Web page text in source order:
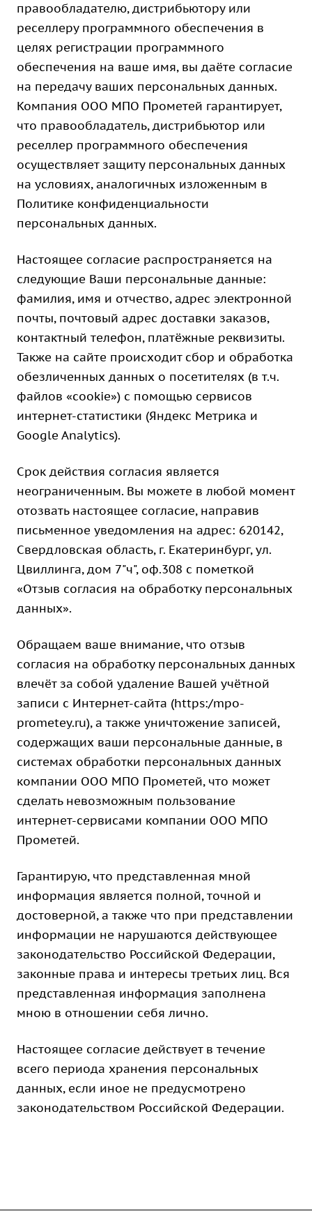
правообладателю, дистрибьютору или
реселлеру программного обеспечения в
целях регистрации программного
обеспечения на ваше имя, вы даёте согласие
на передачу ваших персональных данных.
Компания ООО МПО Прометей гарантирует,
что правообладатель, дистрибьютор или
реселлер программного обеспечения
осуществляет защиту персональных данных
на условиях, аналогичных изложенным в
Политике конфиденциальности
персональных данных.
Настоящее согласие распространяется на
следующие Ваши персональные данные:
фамилия, имя и отчество, адрес электронной
почты, почтовый адрес доставки заказов,
контактный телефон, платёжные реквизиты.
Также на сайте происходит сбор и обработка
обезличенных данных о посетителях (в т.ч.
файлов «cookie») с помощью сервисов
интернет-статистики (Яндекс Метрика и
Google Analytics).
Срок действия согласия является
неограниченным. Вы можете в любой момент
отозвать настоящее согласие, направив
письменное уведомления на адрес: 620142,
Свердловская область, г. Екатеринбург, ул.
Цвиллинга, дом 7"ч", оф.308 с пометкой
«Отзыв согласия на обработку персональных
данных».
Обращаем ваше внимание, что отзыв
согласия на обработку персональных данных
влечёт за собой удаление Вашей учётной
записи с Интернет-сайта (https:/mpo-
prometey.ru), а также уничтожение записей,
содержащих ваши персональные данные, в
системах обработки персональных данных
компании ООО МПО Прометей, что может
сделать невозможным пользование
интернет-сервисами компании ООО МПО
Прометей.
Гарантирую, что представленная мной
информация является полной, точной и
достоверной, а также что при представлении
информации не нарушаются действующее
законодательство Российской Федерации,
законные права и интересы третьих лиц. Вся
представленная информация заполнена
мною в отношении себя лично.
Настоящее согласие действует в течение
всего периода хранения персональных
данных, если иное не предусмотрено
законодательством Российской Федерации.